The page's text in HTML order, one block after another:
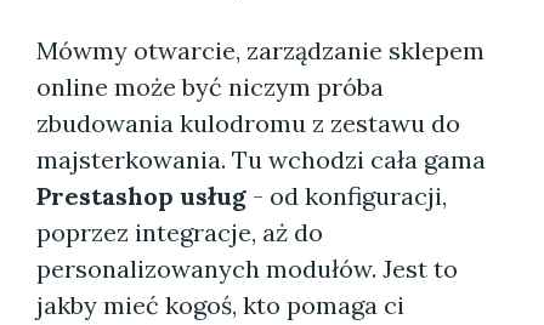
Mówmy otwarcie, zarządzanie sklepem
online może być niczym próba
zbudowania kulodromu z zestawu do
majsterkowania. Tu wchodzi cała gama
Prestashop usług - od konfiguracji,
poprzez integracje, aż do
personalizowanych modułów. Jest to
jakby mieć kogoś, kto pomaga ci